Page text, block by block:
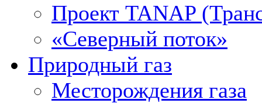
Проект TANAP
«Северный поток»
Природный газ
Месторождения газа